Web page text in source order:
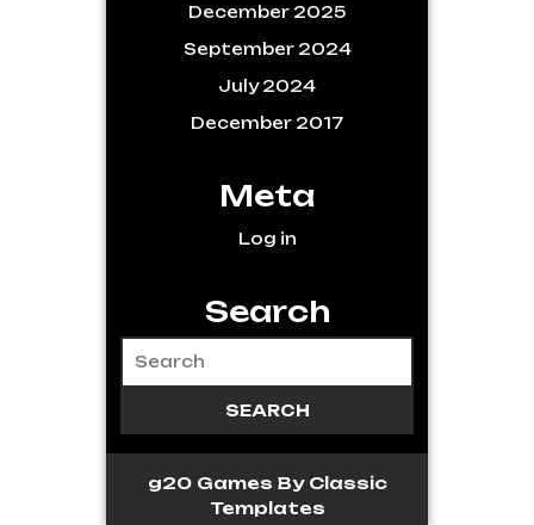
December 2025
September 2024
July 2024
December 2017
Meta
Log in
Search
g20 Games By Classic
Templates